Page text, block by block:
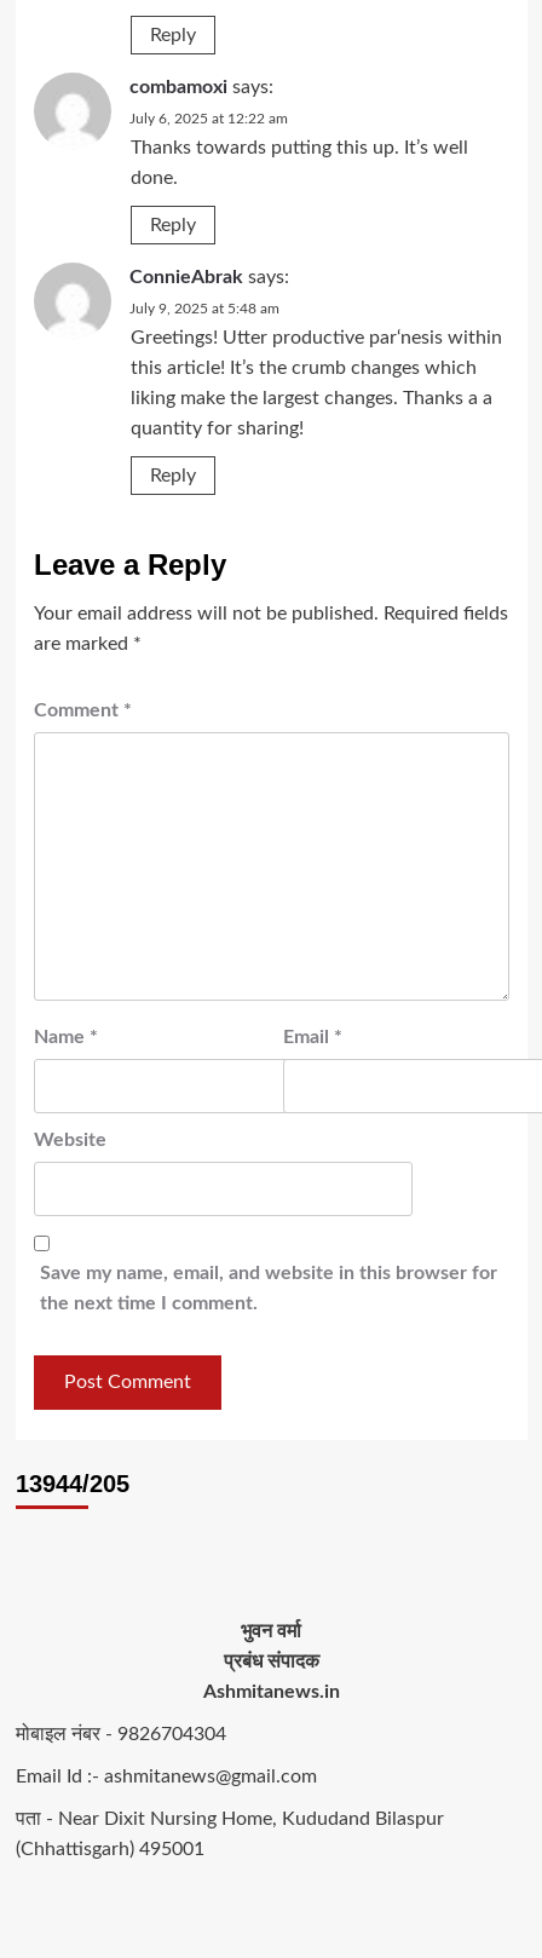
Reply
combamoxi says:
July 6, 2025 at 12:22 am
Thanks towards putting this up. It’s well
done.
Reply
ConnieAbrak says:
July 9, 2025 at 5:48 am
Greetings! Utter productive par‘nesis within
this article! It’s the crumb changes which
liking make the largest changes. Thanks a a
quantity for sharing!
Reply
Leave a Reply
Your email address will not be published. Required fields
are marked *
Comment *
Name * Email *
Website
Save my name, email, and website in this browser for
the next time I comment.
13944/205
भुवन वर्मा
प्रबंध संपादक
Ashmitanews.in
मोबाइल नंबर - 9826704304
Email Id :- ashmitanews@gmail.com
पता - Near Dixit Nursing Home, Kududand Bilaspur
(Chhattisgarh) 495001